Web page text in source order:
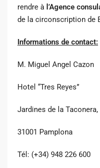
rendre à l’Agence
de la circonscription de
Informations de contact:
M. Miguel Angel Cazon
Hotel “Tres Reyes”
Jardines de la
31001 Pamplona
Tél: (+34) 948 226 600